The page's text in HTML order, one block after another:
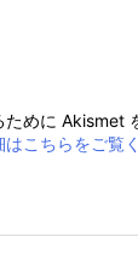
めに Akismet
はこちらをご覧